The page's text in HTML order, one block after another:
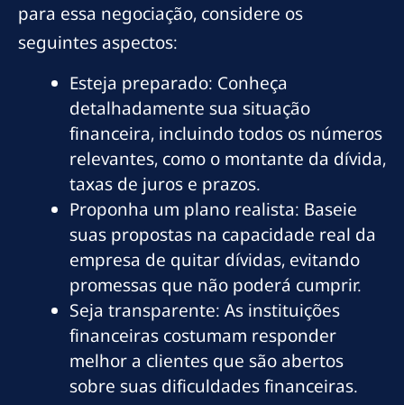
para essa negociação, considere os
seguintes aspectos:
Esteja preparado: Conheça
detalhadamente sua situação
financeira, incluindo todos os números
relevantes, como o montante da dívida,
taxas de juros e prazos.
Proponha um plano realista: Baseie
suas propostas na capacidade real da
empresa de quitar dívidas, evitando
promessas que não poderá cumprir.
Seja transparente: As instituições
financeiras costumam responder
melhor a clientes que são abertos
sobre suas dificuldades financeiras.